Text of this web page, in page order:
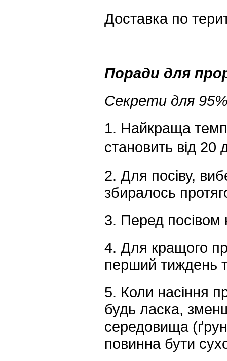
Доставка по
Поради для
Секрети для
1. Найкраща
становить від
2. Для посіву,
збиралось
3. Перед посівом
4. Для кращого
перший тиждень
5. Коли насіння
будь ласка,
середовища
повинна бути